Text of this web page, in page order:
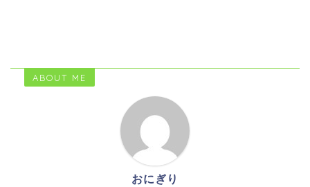
ABOUT ME
おにぎり